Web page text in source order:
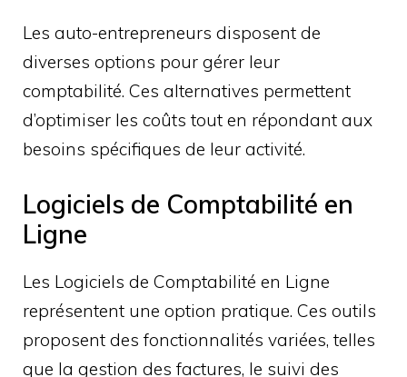
Les auto-entrepreneurs disposent de
diverses options pour gérer leur
comptabilité. Ces alternatives permettent
d’optimiser les coûts tout en répondant aux
besoins spécifiques de leur activité.
Logiciels de Comptabilité en
Ligne
Les Logiciels de Comptabilité en Ligne
représentent une option pratique. Ces outils
proposent des fonctionnalités variées, telles
que la gestion des factures, le suivi des